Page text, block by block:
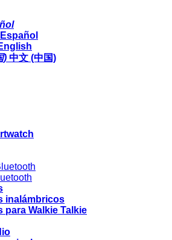
中文 (中国)
inalámbricos
para Walkie Talkie